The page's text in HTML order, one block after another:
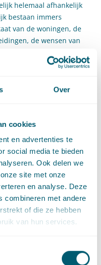
Over
cookies
en advertenties te
social media te bieden
Ook delen we
site met onze
en analyse. Deze
combineren met andere
of die ze hebben
van hun services.
helemaal afhankelijk
bestaan immers
van de woningen, de
de wensen van
waarin burgers en
uit de
voor gemeenten,
op te
participatie wordt
gelden. Een meer
niet voor
Versterking
. Op dit moment biedt de
de proeftuinen
Participatie
het maatschappelijk